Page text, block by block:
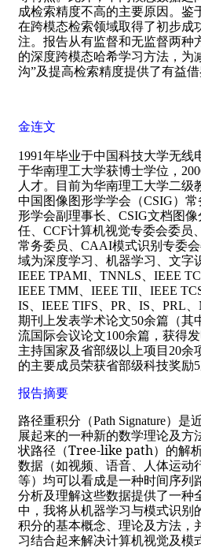
成检索精度不高的主要原因。鉴
在跨模态检索领域取得了初步成
注。报告从有监督和无监督两种
的深度跨模态哈希学习方法，为
沟”及提高检索精度提供了有益借
金连文
1991年毕业于中国科技大学无线
于华南理工大学获博士学位，
人才。目前为华南理工大学二级
中国图像图形学学会（CSIG）
形学会副理事长、 CSIG文档图像
任、 CCF计算机视觉专委会委员、
常务委员、 CAAI模式识别专委
域为深度学习、机器学习、文字
IEEE TPAMI
TNNLS IEEE
IEEE TMM
IEEE TII IEEE
IS
IEEE TIFS PR IS PRL
期刊上发表学术论文50余篇（其
流国际会议论文100余篇，获得
主持国家及省部级以上项目 20余
的主要成员荣获省部级科技奖励5
报告摘要
路径重积分（Path Signature）是
展起来的一种新的数学理论及方
状路径（Tree-like path）的解
数据（如视频、语音、人体运动
等）均可以看成是一种时间序列
分析及理解这些数据提供了一种
中，我将从机器学习与模式识别
积分的基本概念、理论及方法，
习结合起来解决计算机视觉及模